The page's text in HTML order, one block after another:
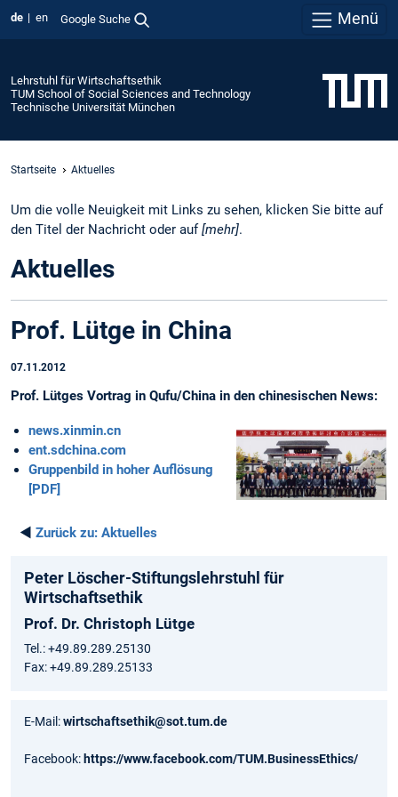
de en Google Suche Menü
Lehrstuhl für Wirtschaftsethik
TUM School of Social Sciences and Technology
Technische Universität München
Startseite Aktuelles
Um die volle Neuigkeit mit Links zu sehen, klicken Sie bitte auf
den Titel der Nachricht oder auf [mehr].
Aktuelles
Prof. Lütge in China
07.11.2012
Prof. Lütges Vortrag in Qufu/China in den chinesischen News:
news.xinmin.cn
ent.sdchina.com
Gruppenbild in hoher Auflösung
[PDF]
◄ Zurück zu: Aktuelles
Peter Löscher-Stiftungslehrstuhl für
Wirtschaftsethik
Prof. Dr. Christoph Lütge
Tel.: +49.89.289.25130
Fax: +49.89.289.25133
E-Mail:wirtschaftsethik@sot.tum.de
Facebook: https://www.facebook.com/TUM.BusinessEthics/